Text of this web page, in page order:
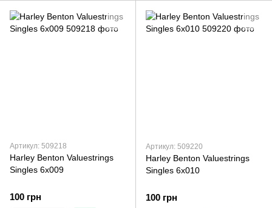
Артикул: 509218
Harley Benton Valuestrings
Singles 6x009
100 грн
Артикул: 509220
Harley Benton Valuestrings
Singles 6x010
100 грн